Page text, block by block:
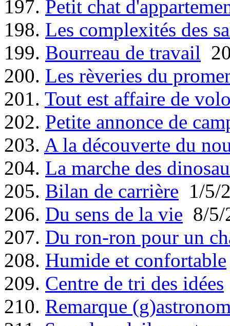
197. Petit chat
198. Les complexités des
199. Bourreau de travail
200. Les rèveries du
201. Tout est affaire de
202. Petite annonce de
203. A la découverte du
204. La marche des
205. Bilan de carrière 1/5/
206. Du sens de la vie 8/5/
207. Du ron-ron pour un
208. Humide et confortable
209. Centre de tri des idées
210. Remarque